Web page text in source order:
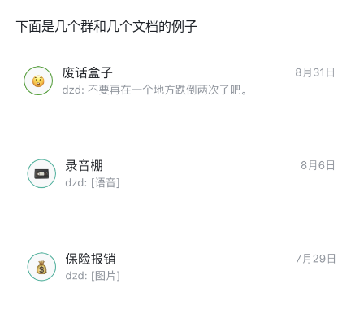
下面是几个群和几个文档的例子